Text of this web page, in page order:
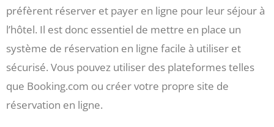
préfèrent réserver et payer en ligne pour leur séjour à
l’hôtel. Il est donc essentiel de mettre en place un
système de réservation en ligne facile à utiliser et
sécurisé. Vous pouvez utiliser des plateformes telles
que Booking.com ou créer votre propre site de
réservation en ligne.